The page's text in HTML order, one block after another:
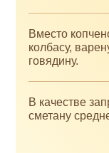
Вместо
колбасу,
говядину.
В качестве
сметану